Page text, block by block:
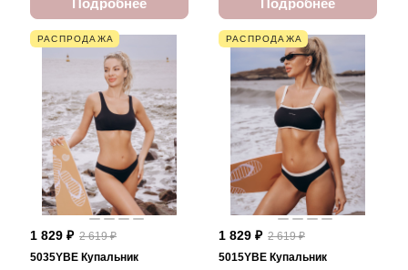
Подробнее Подробнее
РАСПРОДАЖА
1 829 ₽ 2 619 ₽
5035YBE Купальник
РАСПРОДАЖА
1 829 ₽ 2 619 ₽
5015YBE Купальник